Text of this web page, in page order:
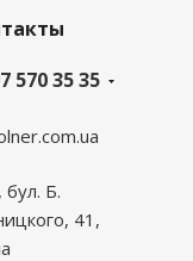
570 35 35
бул. Б.
41,